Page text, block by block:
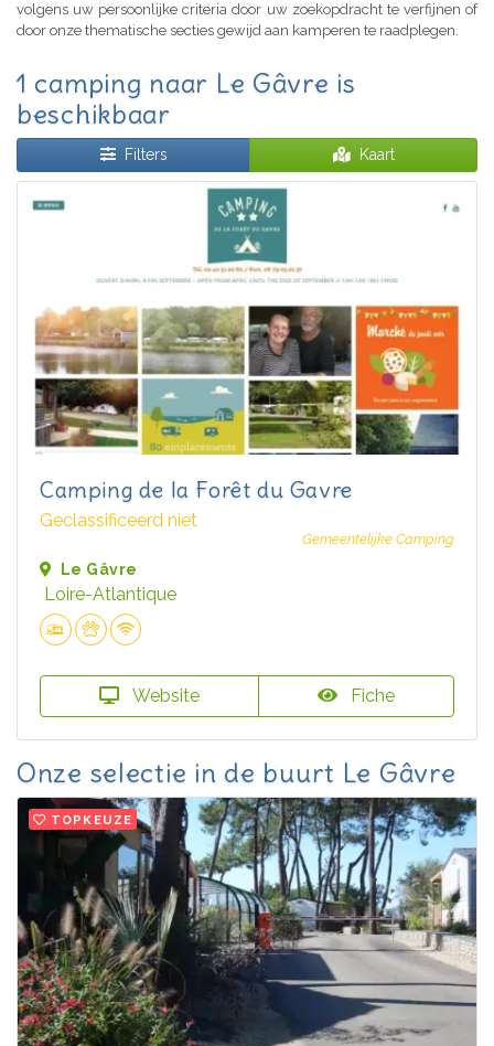
volgens uw persoonlijke criteria door uw zoekopdracht te verfijnen of
door onze thematische secties gewijd aan kamperen te raadplegen.
1 camping naar Le Gâvre is
beschikbaar
Filters Kaart
Camping de la Forêt du Gavre
Geclassificeerd niet
Gemeentelijke Camping
Le Gâvre
Loire-Atlantique
Website Fiche
Onze selectie in de buurt Le Gâvre
TOPKEUZE